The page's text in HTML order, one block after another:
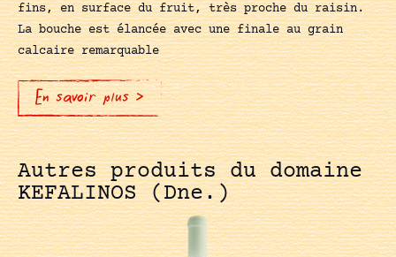
fins, en surface du fruit, très proche du raisin.
La bouche est élancée avec une finale au grain
calcaire remarquable
En savoir plus >
Autres produits du domaine
KEFALINOS (Dne.)